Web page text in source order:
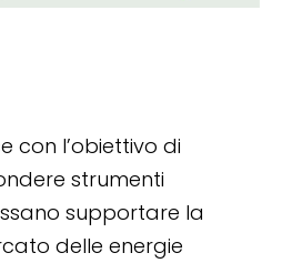
con l’obiettivo di
strumenti
supportare la
delle energie